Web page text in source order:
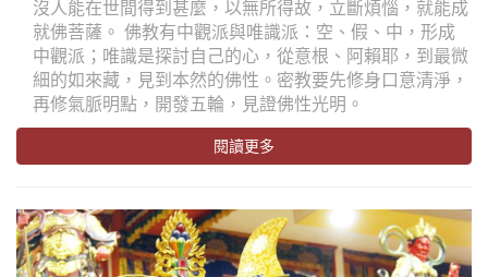
沒人能在世間得到甚麼，以無所得故，立斷煩惱，就能成
就佛菩薩。 佛教有中觀派與唯識派：空、假、中，形成
中觀派；唯識是探討自己的心，從意根、阿賴耶，到最微
細的如來藏，見到本然的佛性。密教要先修身口意清淨，
再修氣脈明點，開發五輪，見證佛性光明。
閱讀更多